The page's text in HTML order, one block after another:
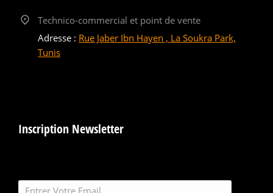
Technico-commercial et point de vente
Adresse : Rue Jaber Ibn Hayen , La Soukra Park,
Tunis
Inscription Newsletter